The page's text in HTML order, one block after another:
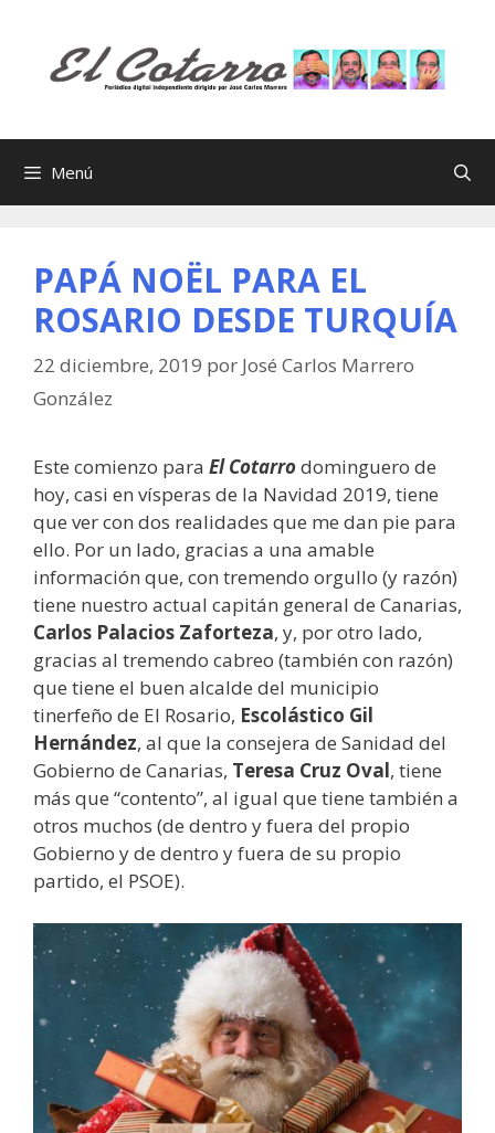
contenido
Menú
PAPÁ NOËL PARA EL
ROSARIO DESDE TURQUÍA
22 diciembre, 2019 por José Carlos Marrero
González
Este comienzo para El Cotarrodominguero de
hoy, casi en vísperas de la Navidad 2019, tiene
que ver con dos realidades que me dan pie para
ello. Por un lado, gracias a una amable
información que, con tremendo orgullo (y razón)
tiene nuestro actual capitán general de Canarias,
Carlos Palacios Zaforteza, y, por otro lado,
gracias al tremendo cabreo (también con razón)
que tiene el buen alcalde del municipio
tinerfeño de El Rosario, Escolástico Gil
Hernández, al que la consejera de Sanidad del
Gobierno de Canarias, Teresa Cruz Oval, tiene
más que “contento”, al igual que tiene también a
otros muchos (de dentro y fuera del propio
Gobierno y de dentro y fuera de su propio
partido, el PSOE).